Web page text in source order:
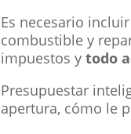
Es necesario
combustible y
impuestos y todo
Presupuestar
apertura, cómo le